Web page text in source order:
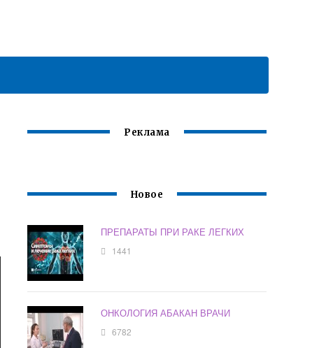
Реклама
Новое
ПРЕПАРАТЫ ПРИ РАКЕ ЛЕГКИХ
1441
ОНКОЛОГИЯ АБАКАН ВРАЧИ
6782